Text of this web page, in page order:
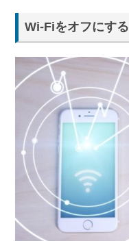
Wi-Fiをオフにする